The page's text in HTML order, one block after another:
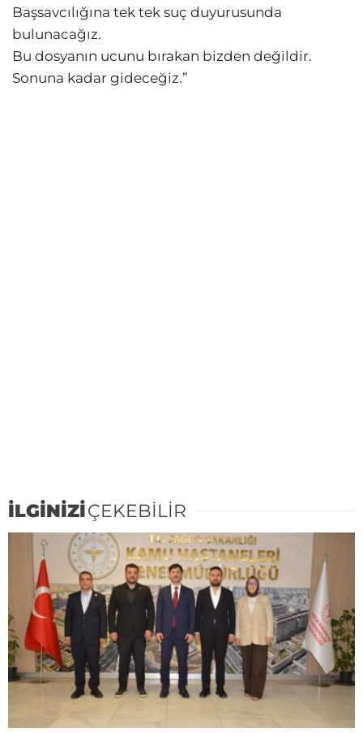
Başsavcılığına tek tek suç duyurusunda
bulunacağız.
Bu dosyanın ucunu bırakan bizden değildir.
Sonuna kadar gideceğiz.”
İLGİNİZİÇEKEBİLİR